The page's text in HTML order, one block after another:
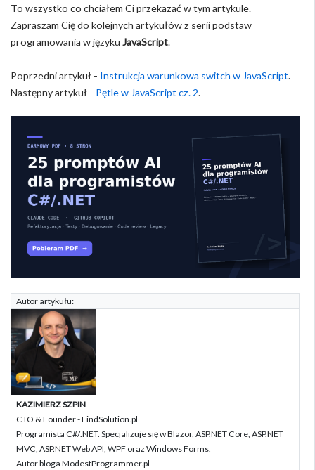
To wszystko co chciałem Ci przekazać w tym artykule.
Zapraszam Cię do kolejnych artykułów z serii podstaw
programowania w języku JavaScript.
Poprzedni artykuł - Instrukcja warunkowa switch w JavaScript.
Następny artykuł - Pętle w JavaScript cz. 2.
Autor artykułu:
KAZIMIERZ SZPIN
CTO & Founder - FindSolution.pl
Programista C#/.NET. Specjalizuje się w Blazor, ASP.NET Core, ASP.NET
MVC, ASP.NET Web API, WPF oraz Windows Forms.
Autor bloga ModestProgrammer.pl